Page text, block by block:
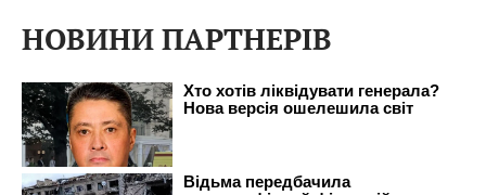
НОВИНИ ПАРТНЕРІВ